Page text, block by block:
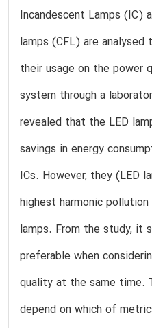
Incandescent Lamps (IC)
lamps (CFL) are
their usage on the power
system through a
revealed that the LED
savings in energy
ICs. However, they (LED
highest harmonic
lamps. From the study, it
preferable when
quality at the same time.
depend on which of